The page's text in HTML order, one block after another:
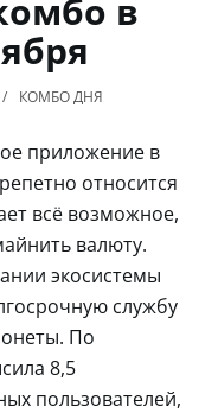
в
КОМБО ДНЯ
приложение в
относится
всё возможное,
валюту.
экосистемы
службу
По
8,5
пользователей,